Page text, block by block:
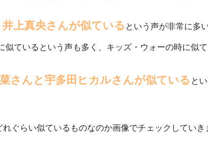
上真央さんが似ている という声が非常に多
似ているという声も多く、キッズ・ウォーの時に似て
さんと宇多田ヒカルさんが似ている と
ぐらい似ているものなのか画像でチェックしていき